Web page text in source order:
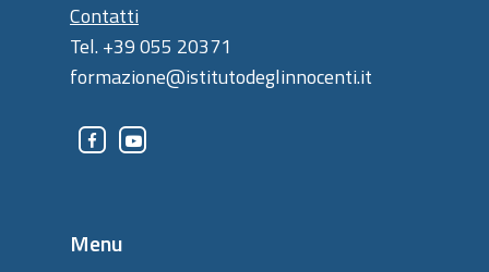
Contatti
Tel. +39 055 20371
formazione@istitutodeglinnocenti.it
Menu